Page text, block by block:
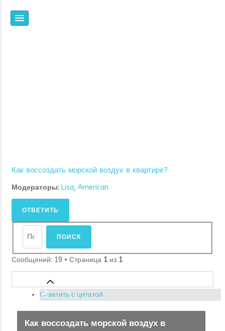
Как воссоздать морской воздух в квартире?
Модераторы: Lisa, American
ОТВЕТИТЬ
Сообщений: 19 • Страница 1 из 1
Ответить с цитатой
Как воссоздать морской воздух в